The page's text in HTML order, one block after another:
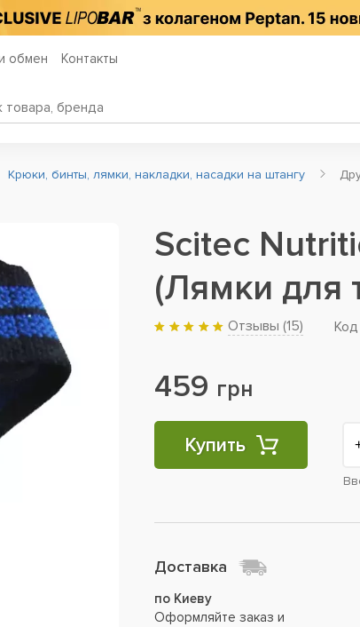
обмен Контакты
Крюки, бинты, лямки, накладки, насадки на штангу
Scitec
(Лямки для
Отзывы (15)
459 грн
Купить
Доставка
по Киеву
Оформляйте заказ и